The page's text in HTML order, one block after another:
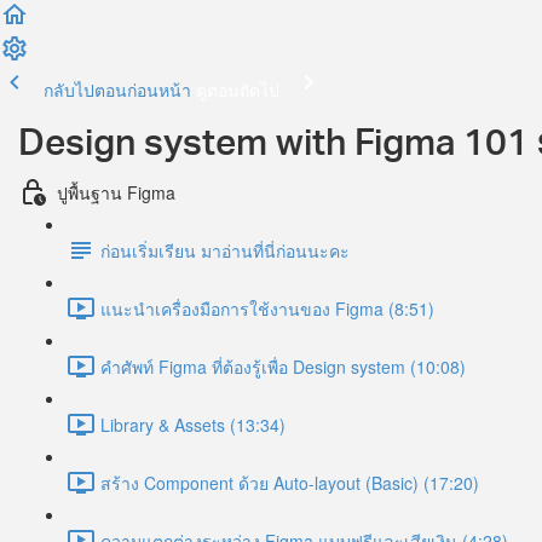
กลับไปตอนก่อนหน้า
Design system with Figma 101
ปูพื้นฐาน Figma
ก่อนเริ่มเรียน มาอ่านที่นี่ก่อนนะคะ
แนะนำเครื่องมือการใช้งานของ Figma (8:51)
คำศัพท์ Figma ที่ต้องรู้เพื่อ Design system (10:08)
Library & Assets (13:34)
สร้าง Component ด้วย Auto-layout (Basic) (17:20)